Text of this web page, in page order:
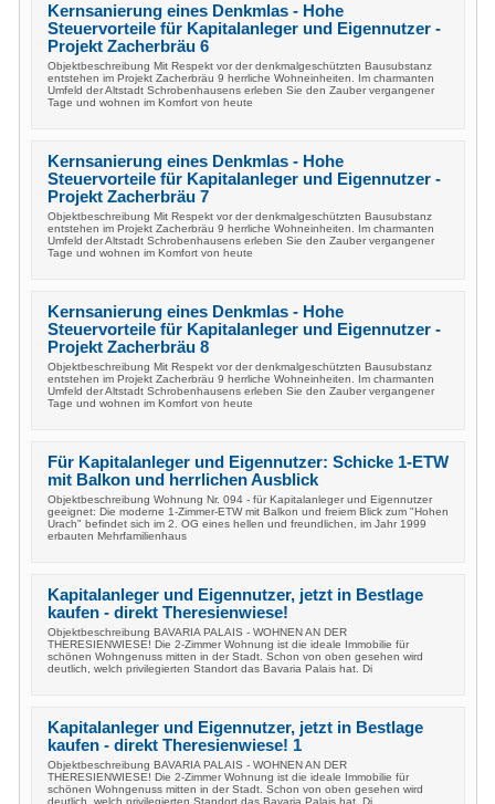
Kernsanierung eines Denkmlas - Hohe
Steuervorteile für Kapitalanleger und Eigennutzer -
Projekt Zacherbräu 6
Objektbeschreibung Mit Respekt vor der denkmalgeschützten Bausubstanz
entstehen im Projekt Zacherbräu 9 herrliche Wohneinheiten. Im charmanten
Umfeld der Altstadt Schrobenhausens erleben Sie den Zauber vergangener
Tage und wohnen im Komfort von heute
Kernsanierung eines Denkmlas - Hohe
Steuervorteile für Kapitalanleger und Eigennutzer -
Projekt Zacherbräu 7
Objektbeschreibung Mit Respekt vor der denkmalgeschützten Bausubstanz
entstehen im Projekt Zacherbräu 9 herrliche Wohneinheiten. Im charmanten
Umfeld der Altstadt Schrobenhausens erleben Sie den Zauber vergangener
Tage und wohnen im Komfort von heute
Kernsanierung eines Denkmlas - Hohe
Steuervorteile für Kapitalanleger und Eigennutzer -
Projekt Zacherbräu 8
Objektbeschreibung Mit Respekt vor der denkmalgeschützten Bausubstanz
entstehen im Projekt Zacherbräu 9 herrliche Wohneinheiten. Im charmanten
Umfeld der Altstadt Schrobenhausens erleben Sie den Zauber vergangener
Tage und wohnen im Komfort von heute
Für Kapitalanleger und Eigennutzer: Schicke 1-ETW
mit Balkon und herrlichen Ausblick
Objektbeschreibung Wohnung Nr. 094 - für Kapitalanleger und Eigennutzer
geeignet: Die moderne 1-Zimmer-ETW mit Balkon und freiem Blick zum "Hohen
Urach" befindet sich im 2. OG eines hellen und freundlichen, im Jahr 1999
erbauten Mehrfamilienhaus
Kapitalanleger und Eigennutzer, jetzt in Bestlage
kaufen - direkt Theresienwiese!
Objektbeschreibung BAVARIA PALAIS - WOHNEN AN DER
THERESIENWIESE! Die 2-Zimmer Wohnung ist die ideale Immobilie für
schönen Wohngenuss mitten in der Stadt. Schon von oben gesehen wird
deutlich, welch privilegierten Standort das Bavaria Palais hat. Di
Kapitalanleger und Eigennutzer, jetzt in Bestlage
kaufen - direkt Theresienwiese! 1
Objektbeschreibung BAVARIA PALAIS - WOHNEN AN DER
THERESIENWIESE! Die 2-Zimmer Wohnung ist die ideale Immobilie für
schönen Wohngenuss mitten in der Stadt. Schon von oben gesehen wird
deutlich, welch privilegierten Standort das Bavaria Palais hat. Di